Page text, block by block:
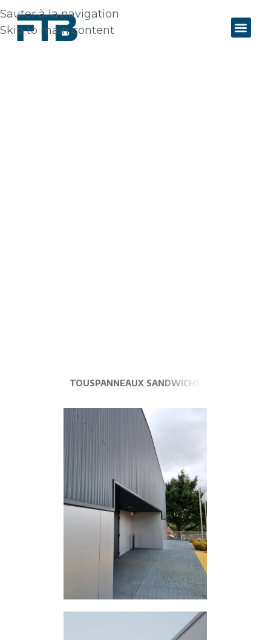
Sauter à la navigation
Skip to main content
TOUSPANNEAUX SANDWICHS